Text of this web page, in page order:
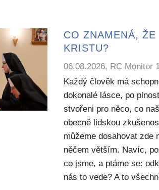
CO ZNAMENÁ,
KRISTU?
06.08.2026, RC Monitor
Každý člověk má
dokonalé lásce, po
stvořeni pro něco, co
obecně lidskou
můžeme dosahovat zde
něčem větším. Navíc,
co jsme, a ptáme se:
nás to vede? A to